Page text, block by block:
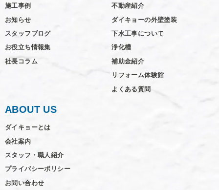
施工事例
お知らせ
スタッフブログ
お役立ち情報集
社長コラム
不動産紹介
ダイキョーの外壁塗装
下水工事について
浄化槽
補助金紹介
リフォーム体験館
よくある質問
ABOUT US
ダイキョーとは
会社案内
スタッフ・職人紹介
プライバシーポリシー
お問い合わせ